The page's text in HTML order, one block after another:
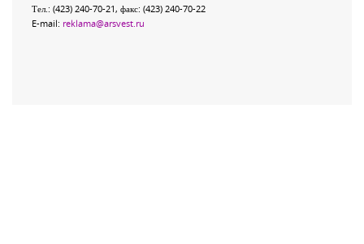
Тел.: (423) 240-70-21, факс: (423) 240-70-22
E-mail: reklama@arsvest.ru